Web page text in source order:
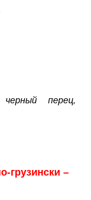
черный перец,
грузински –